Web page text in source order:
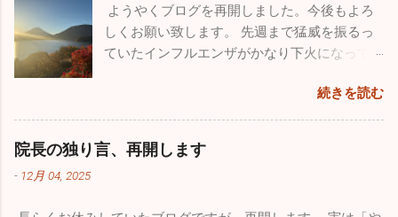
休みなので、体調管理をしっかりやってくだ
さい。 今年も良いこと悪いこと色々ありまし
た。一番がっかりしたことはなんと言っても
たことです。自分のミスなので仕方はありま
せんが、大事な大事な財産がなくなってしま
い、物凄く落ち込みました。仕事の忙しさを
ようやくブログを再開しました。今後もよろ
しくお願い致します。 先週まで猛威を振るっ
ていたインフルエンザがかなり下火になって
診断を行ってきましたが、なんと欠席者ゼ
ロ！5～60人在籍しているの一人も休んでいま
だ学級閉鎖を行っている学校もあるようです
続きを読む
院長の独り言、再開します
- 12月 04, 2025